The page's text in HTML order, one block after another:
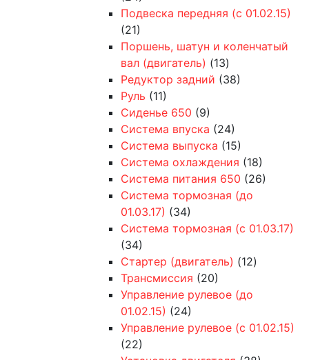
Подвеска передняя (с 01.02.15)
(21)
Поршень, шатун и коленчатый
вал (двигатель) (13)
Редуктор задний (38)
Руль (11)
Сиденье 650 (9)
Система впуска (24)
Система выпуска (15)
Система охлаждения (18)
Система питания 650 (26)
Система тормозная (до
01.03.17) (34)
Система тормозная (с 01.03.17)
(34)
Стартер (двигатель) (12)
Трансмиссия (20)
Управление рулевое (до
01.02.15) (24)
Управление рулевое (с 01.02.15)
(22)